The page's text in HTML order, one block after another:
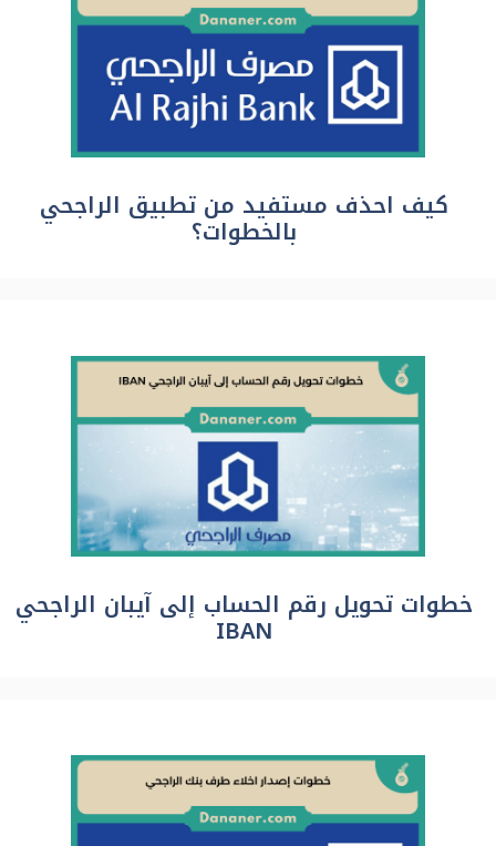
كيف احذف مستفيد من تطبيق الراجحي
بالخطوات؟
خطوات تحويل رقم الحساب إلى آيبان الراجحي
IBAN